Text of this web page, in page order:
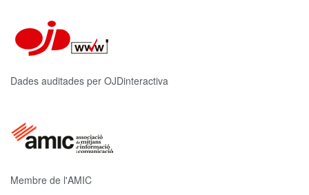
Dades auditades per OJDinteractiva
Membre de l'AMIC